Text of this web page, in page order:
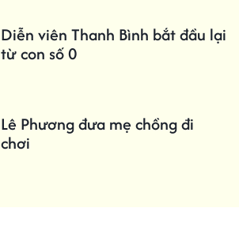
Diễn viên Thanh Bình bắt đầu lại
từ con số 0
Lê Phương đưa mẹ chồng đi
chơi